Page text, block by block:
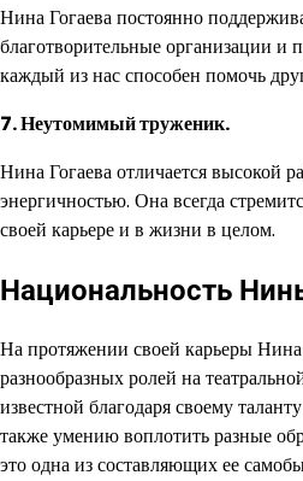
Нина Гогаева постоянно
благотворительные организации и
каждый из нас способен помочь
7. Неутомимый труженик.
Нина Гогаева отличается высокой
энергичностью. Она всегда
своей карьере и в жизни в целом.
Национальность
На протяжении своей карьеры
разнообразных ролей на
известной благодаря своему
также умению воплотить разные
это одна из составляющих ее